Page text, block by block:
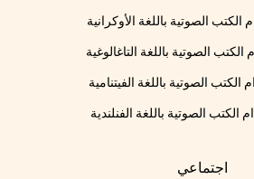
الكتب الصوتية باللغة الأوكرانية
الكتب الصوتية باللغة التاغالوغية
الكتب الصوتية باللغة الفيتنامية
الكتب الصوتية باللغة الفنلندية
اجتماعي